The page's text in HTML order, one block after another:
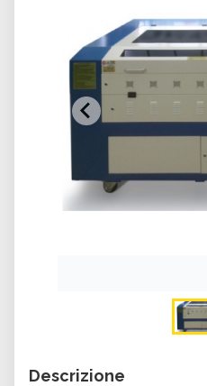
Descrizione